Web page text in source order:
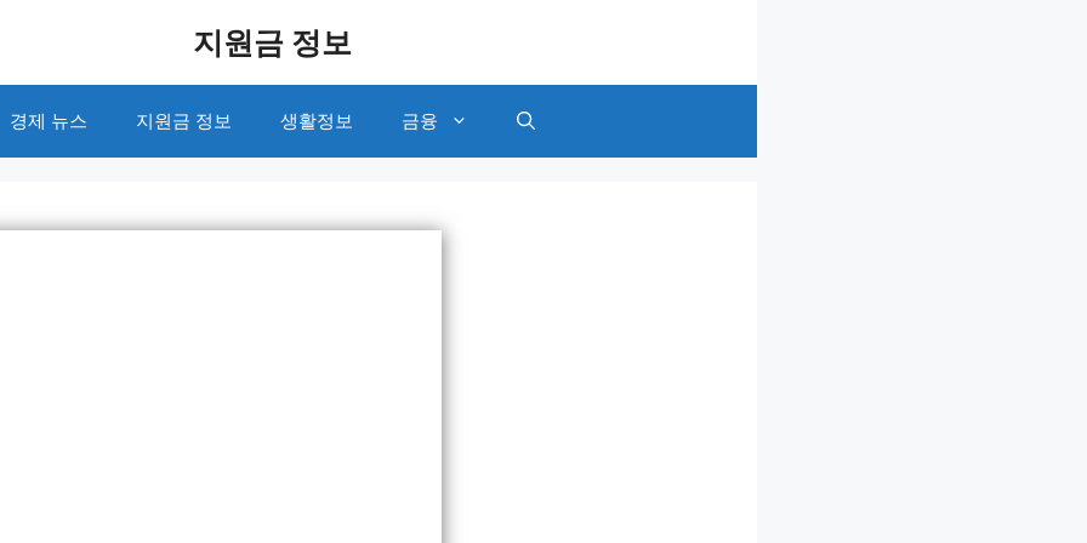
지원금 정보
경제 뉴스 지원금 정보 생활정보 금융